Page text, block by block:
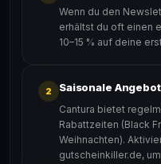
Wenn du den
erhältst du oft einen
10–15 % auf deine
2 Saisonale
Cantura bietet
Rabattzeiten (Black
Weihnachten).
gutscheinkiller.de,